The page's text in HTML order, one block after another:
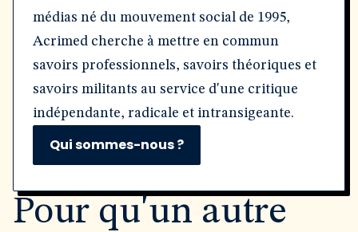
médias né du mouvement social de 1995,
Acrimed cherche à mettre en commun
savoirs professionnels, savoirs théoriques et
savoirs militants au service d'une critique
indépendante, radicale et intransigeante.
Qui sommes-nous ?
Pour qu'un autre